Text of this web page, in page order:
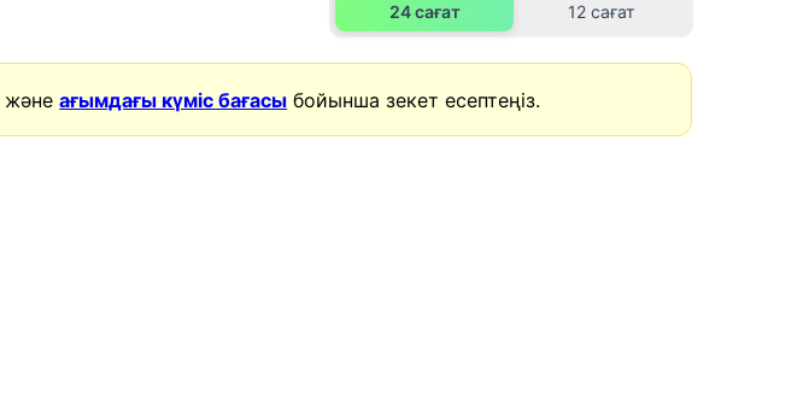
24 сағат 12 сағат
жәнеағымдағы күміс бағасы бойынша зекет есептеңіз.